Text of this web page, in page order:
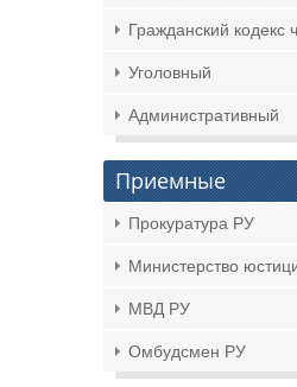
Гражданский кодекс
Уголовный
Административный
Приемные
Прокуратура РУ
Министерство
МВД РУ
Омбудсмен РУ